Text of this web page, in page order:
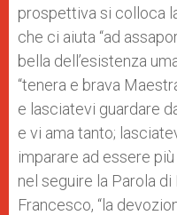
prospettiva si colloca
che ci aiuta “ad
bella dell’esistenza
“tenera e brava
e lasciatevi guardare
e vi ama tanto;
imparare ad essere
nel seguire la Parola di
Francesco, “la